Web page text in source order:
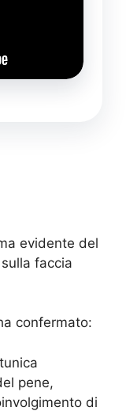
evidente del
faccia
confermato:
pene,
di